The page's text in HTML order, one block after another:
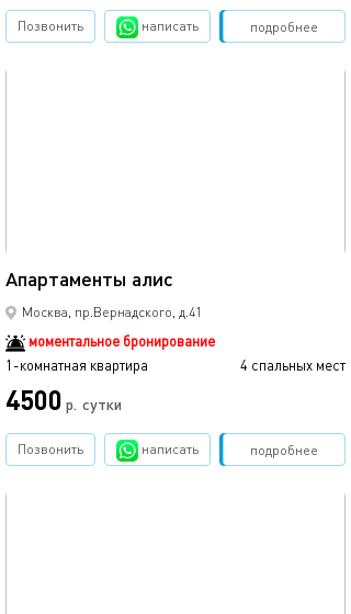
подробнее
Позвонить написать Забронировать
Апартаменты алис
Москва, пр.Вернадского, д.41
моментальное бронирование
1-комнатная квартира
4 спальных мест
4500 р. сутки
подробнее
Позвонить написать Забронировать